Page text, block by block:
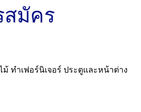
สมัคร
ทำเฟอร์นิเจอร์ ประตูและหน้าต่าง